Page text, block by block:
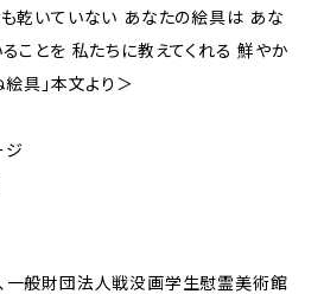
乾いていない あなたの絵具は あな
ことを 私たちに教えてくれる 鮮やか
絵具」本文より＞
ジ
一般財団法人戦没画学生慰霊美術館